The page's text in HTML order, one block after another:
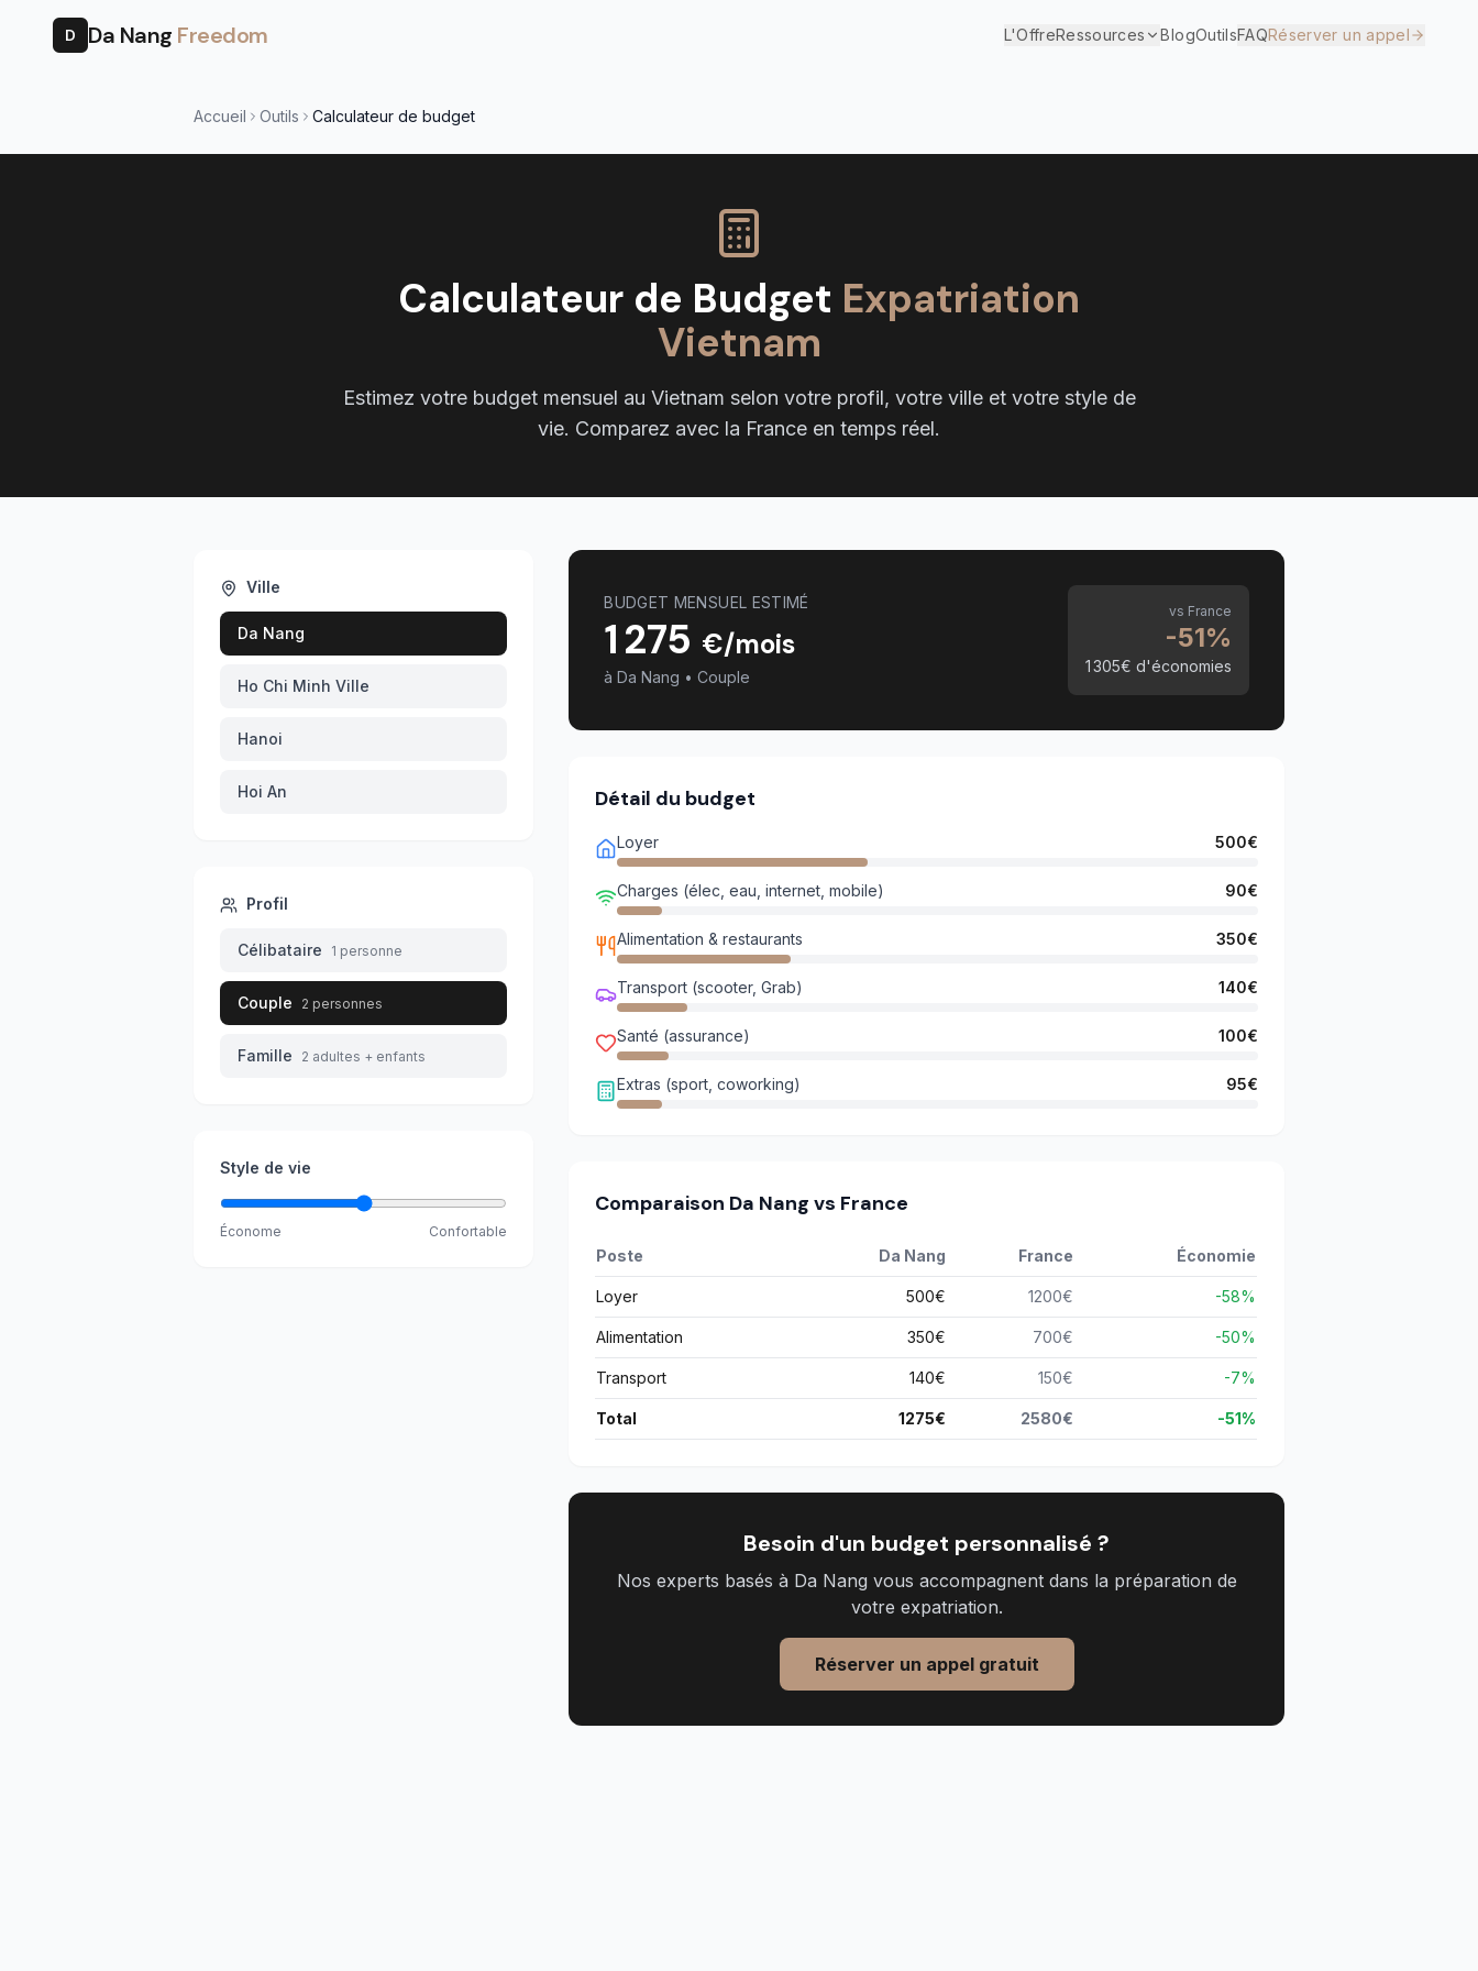
D Da Nang Freedom L'OffreRessources BlogOutilsFAQRéserver un appel
Accueil Outils Calculateur de budget
Calculateur de Budget Expatriation
Vietnam
Estimez votre budget mensuel au Vietnam selon votre profil, votre ville et votre style de
vie. Comparez avec la France en temps réel.
Ville
Da Nang
Ho Chi Minh Ville
Hanoi
Hoi An
Profil
Célibataire 1 personne
Couple 2 personnes
Famille 2 adultes + enfants
Style de vie
Économe Confortable
BUDGET MENSUEL ESTIMÉ
1 275 €/mois
àDa Nang •Couple
vs France
-51%
1 305€ d'économies
Détail du budget
Loyer 500€
Charges (élec, eau, internet, mobile) 90€
Alimentation & restaurants 350€
Transport (scooter, Grab) 140€
Santé (assurance) 100€
Extras (sport, coworking) 95€
Comparaison Da Nang vs France
Poste Da Nang France Économie
Loyer 500€ 1200€ -58%
Alimentation 350€ 700€ -50%
Transport 140€ 150€ -7%
Total 1275€ 2580€ -51%
Besoin d'un budget personnalisé ?
Nos experts basés à Da Nang vous accompagnent dans la préparation de
votre expatriation.
Réserver un appel gratuit